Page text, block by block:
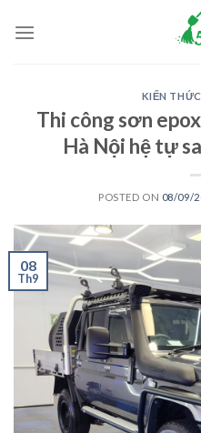
KIẾN
Thi công sơn
Hà Nội hệ tự
POSTED ON 08/09/
08
Th9